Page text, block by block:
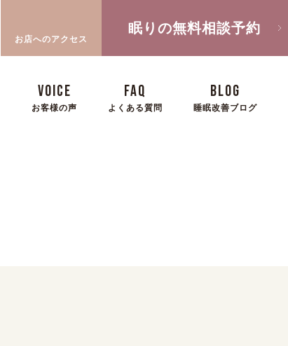
お店へのアクセス
眠りの無料相談予約
VOICE
お客様の声
FAQ
よくある質問
BLOG
睡眠改善ブログ